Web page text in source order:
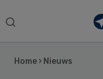
Search
Home › Nieuws
Sidebar